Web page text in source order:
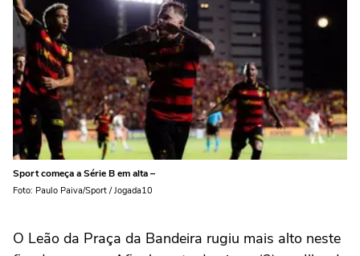
Sport começa a Série B em alta –
Foto: Paulo Paiva/Sport / Jogada10
O Leão da Praça da Bandeira rugiu mais alto neste